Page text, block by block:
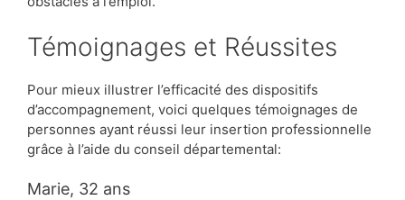
Témoignages et Réussites
Pour mieux illustrer l’efficacité des dispositifs
d’accompagnement, voici quelques témoignages de
personnes ayant réussi leur insertion professionnelle
grâce à l’aide du conseil départemental:
Marie, 32 ans